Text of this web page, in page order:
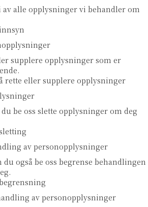
av alle opplysninger vi behandler om
supplere opplysninger som er
rette eller supplere opplysninger
be oss slette opplysninger om deg
av personopplysninger
også be oss begrense behandlingen
av personopplysninger